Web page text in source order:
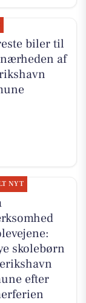
biler til
af
NYT
skolebørn
efter